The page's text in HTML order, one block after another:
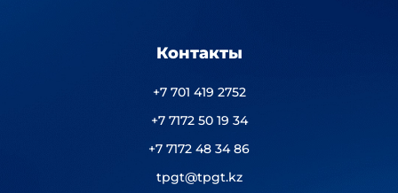
Контакты
+7 701 419 2752
+7 7172 50 19 34
+7 7172 48 34 86
tpgt@tpgt.kz